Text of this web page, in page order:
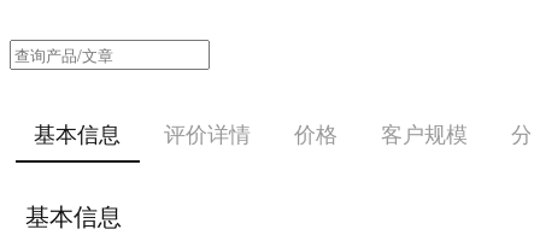
基本信息 评价详情 价格 客户规模 分
基本信息